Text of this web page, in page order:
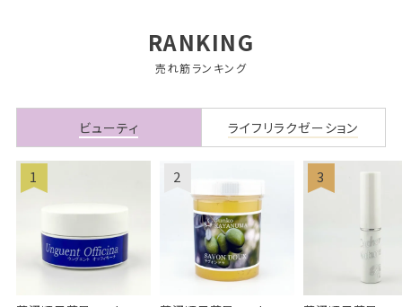
RANKING
売れ筋ランキング
ビューティ ライフリラクゼーション